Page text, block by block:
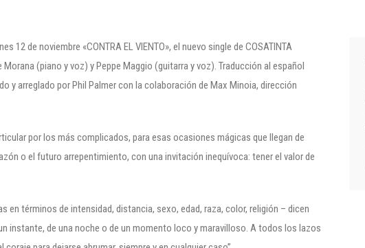
12 de noviembre «CONTRA EL VIENTO», el nuevo single de COSATINTA
(piano y voz) y Peppe Maggio (guitarra y voz). Traducción al español
y arreglado por Phil Palmer con la colaboración de Max Minoia, dirección
por los más complicados, para esas ocasiones mágicas que llegan de
o el futuro arrepentimiento, con una invitación inequívoca: tener el valor de
en términos de intensidad, distancia, sexo, edad, raza, color, religión – dicen
instante, de una noche o de un momento loco y maravilloso. A todos los lazos